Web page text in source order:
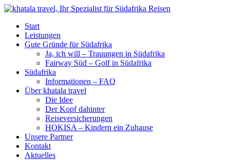
Start
Leistungen
Gute Gründe für Südafrika
Ja, ich will – Trauungen in Südafrika
Fairway Süd – Golf in Südafrika
Südafrika
Informationen – FAQ
Über khatala travel
Die Idee
Der Kopf dahinter
Reiseversicherungen
HOKISA – Kindern ein Zuhause
Unsere Partner
Kontakt
Aktuelles